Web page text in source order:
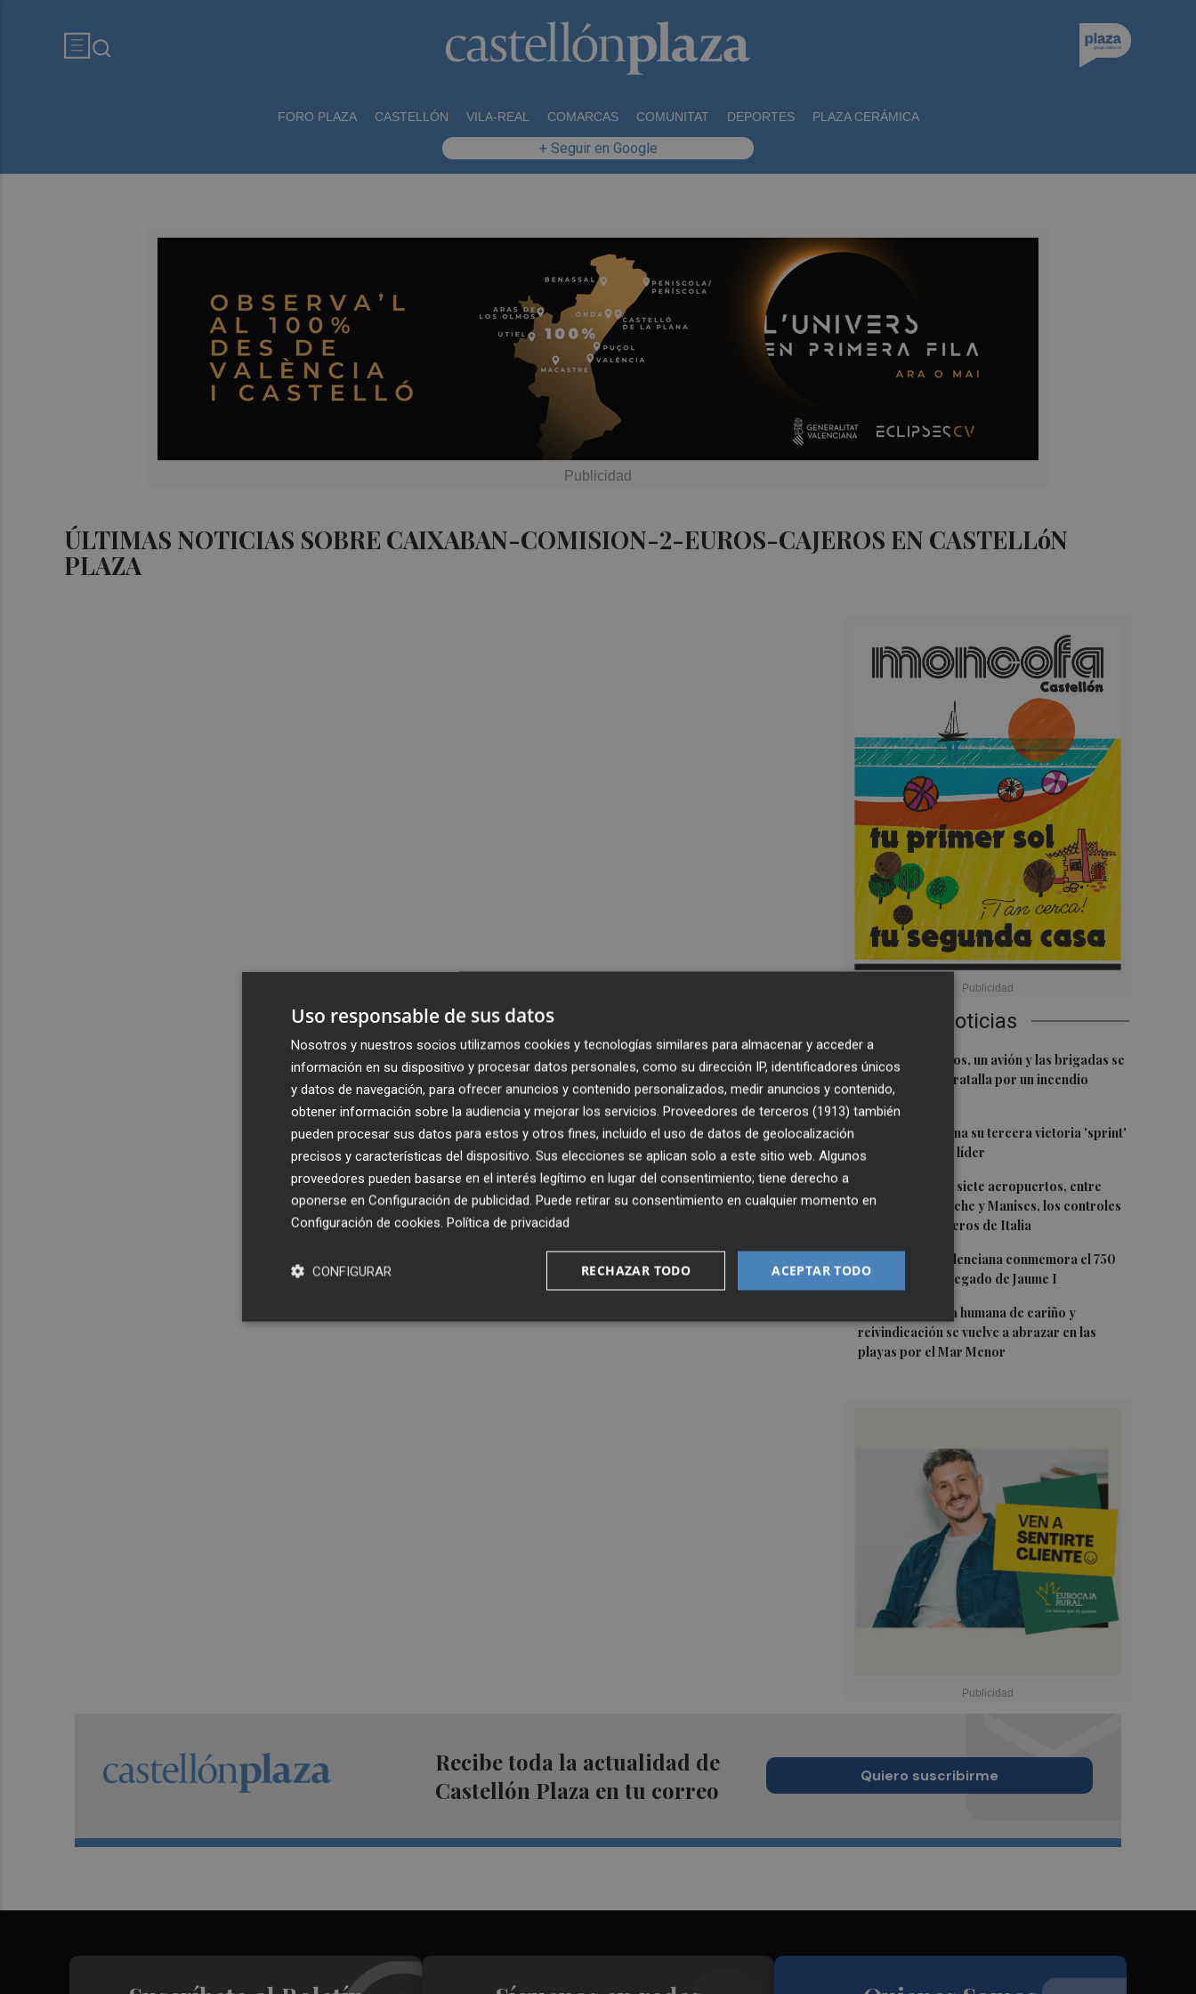
FORO PLAZA CASTELLÓN VILA-REAL COMARCAS COMUNITAT DEPORTES PLAZA CERÁMICA
+ Seguir en Google
ÚLTIMAS NOTICIAS SOBRE CAIXABAN-COMISION-2-EUROS-CAJEROS EN CASTELLóN
PLAZA
Últimas Noticias
1 Siete helicópteros, un avión y las brigadas se
movilizan en Moratalla por un incendio
forestal
2
Jorge Martín suma su tercera victoria 'sprint'
del año y es más líder
3
España amplía a siete aeropuertos, entre
ellos Alicante-Elche y Manises, los controles
aleatorios a viajeros de Italia
4 La Biblioteca Valenciana conmemora el 750
aniversario del legado de Jaume I
Una gran cadena humana de cariño y
reivindicación se vuelve a abrazar en las
playas por el Mar Menor
Recibe toda la actualidad de
Castellón Plaza en tu correo
Quiero suscribirme
Uso responsable de sus datos
Nosotros y nuestros socios utilizamos cookies y tecnologías similares para almacenar y acceder a
información en su dispositivo y procesar datos personales, como su dirección IP, identificadores únicos
y datos de navegación, para ofrecer anuncios y contenido personalizados, medir anuncios y contenido,
obtener información sobre la audiencia y mejorar los servicios. Proveedores de terceros (1913) también
pueden procesar sus datos para estos y otros fines, incluido el uso de datos de geolocalización
precisos y características del dispositivo. Sus elecciones se aplican solo a este sitio web. Algunos
proveedores pueden basarse en el interés legítimo en lugar del consentimiento; tiene derecho a
oponerse en Configuración de publicidad. Puede retirar su consentimiento en cualquier momento en
Configuración de cookies. Política de privacidad
ACEPTAR TODO
RECHAZAR TODO
CONFIGURAR